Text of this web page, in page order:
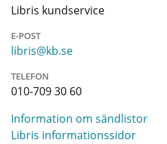
Libris kundservice
E-POST
libris@kb.se
TELEFON
010-709 30 60
Information om sändlistor
Libris informationssidor